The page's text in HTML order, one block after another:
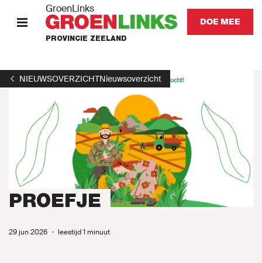
GroenLinks
PROVINCIE ZEELAND
DOE MEE
NIEUWSOVERZICHTNieuwsoverzicht
PROEFJE
29 jun 2026 ・ leestijd 1 minuut
HOME
STANDPUNTEN
KOM IN ACTIE
Onze mensen
Nieuws